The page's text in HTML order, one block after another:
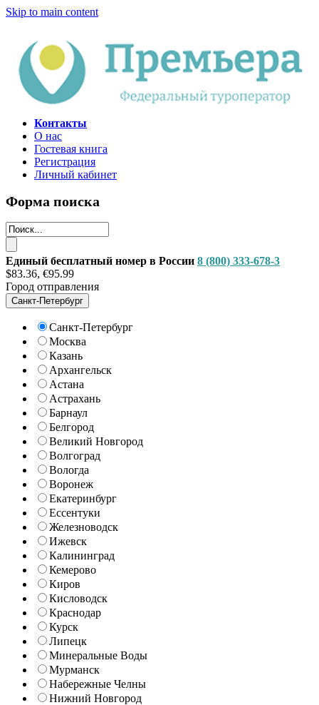
Skip to main content
Контакты
О нас
Гостевая книга
Регистрация
Личный кабинет
Форма поиска
Единый бесплатный номер в России 8 (800) 333-678-3
$83.36, €95.99
Город отправления
Санкт-Петербург
Санкт-Петербург
Москва
Казань
Архангельск
Астана
Астрахань
Барнаул
Белгород
Великий Новгород
Волгоград
Вологда
Воронеж
Екатеринбург
Ессентуки
Железноводск
Ижевск
Калининград
Кемерово
Киров
Кисловодск
Краснодар
Курск
Липецк
Минеральные Воды
Мурманск
Набережные Челны
Нижний Новгород